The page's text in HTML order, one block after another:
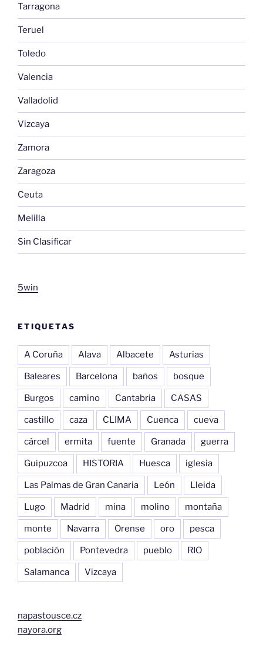
Tarragona
Teruel
Toledo
Valencia
Valladolid
Vizcaya
Zamora
Zaragoza
Ceuta
Melilla
Sin Clasificar
5win
ETIQUETAS
A Coruña Alava Albacete Asturias
Baleares Barcelona baños bosque
Burgos camino Cantabria CASAS
castillo caza CLIMA Cuenca cueva
cárcel ermita fuente Granada guerra
Guipuzcoa HISTORIA Huesca iglesia
Las Palmas de Gran Canaria León Lleida
Lugo Madrid mina molino montaña
monte Navarra Orense oro pesca
población Pontevedra pueblo RIO
Salamanca Vizcaya
napastousce.cz
nayora.org